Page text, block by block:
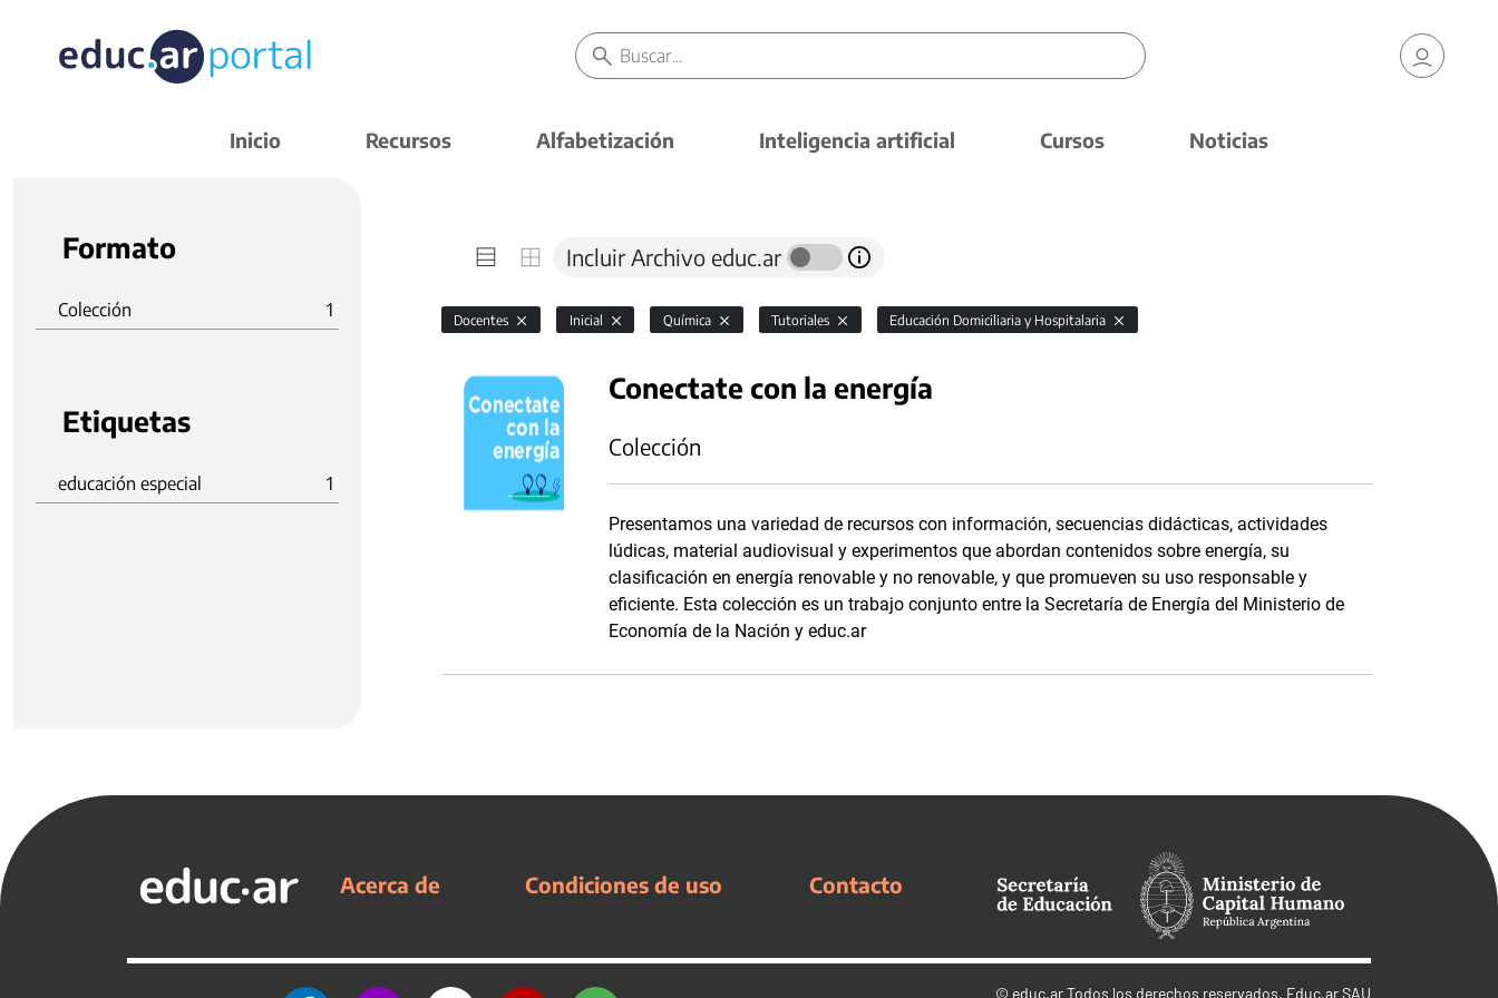
Inicio Recursos Alfabetización Inteligencia artificial Cursos Noticias
Formato
Colección 1
Etiquetas
educación especial 1
Incluir Archivo educ.ar
Docentes Inicial Química Tutoriales Educación Domiciliaria y Hospitalaria
Conectate con la energía
Colección
Presentamos una variedad de recursos con información, secuencias didácticas, actividades
lúdicas, material audiovisual y experimentos que abordan contenidos sobre energía, su
clasificación en energía renovable y no renovable, y que promueven su uso responsable y
eficiente. Esta colección es un trabajo conjunto entre la Secretaría de Energía del Ministerio de
Economía de la Nación y educ.ar
Acerca de Condiciones de uso Contacto
© educ.arTodos los derechos reservados. Educ.ar SAU